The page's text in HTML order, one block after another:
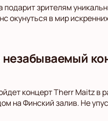
зрителям
в мир
концерт Therr Maitz в
на Финский залив. Не